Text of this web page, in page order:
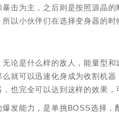
击为主，之后则是按照源晶
以小伙伴们在选择变身器的时
论是什么样的敌人，能量型
就可以迅速化身成为收割机
也完全可以达到这样的效果，
发能力，是单挑BOSS选择